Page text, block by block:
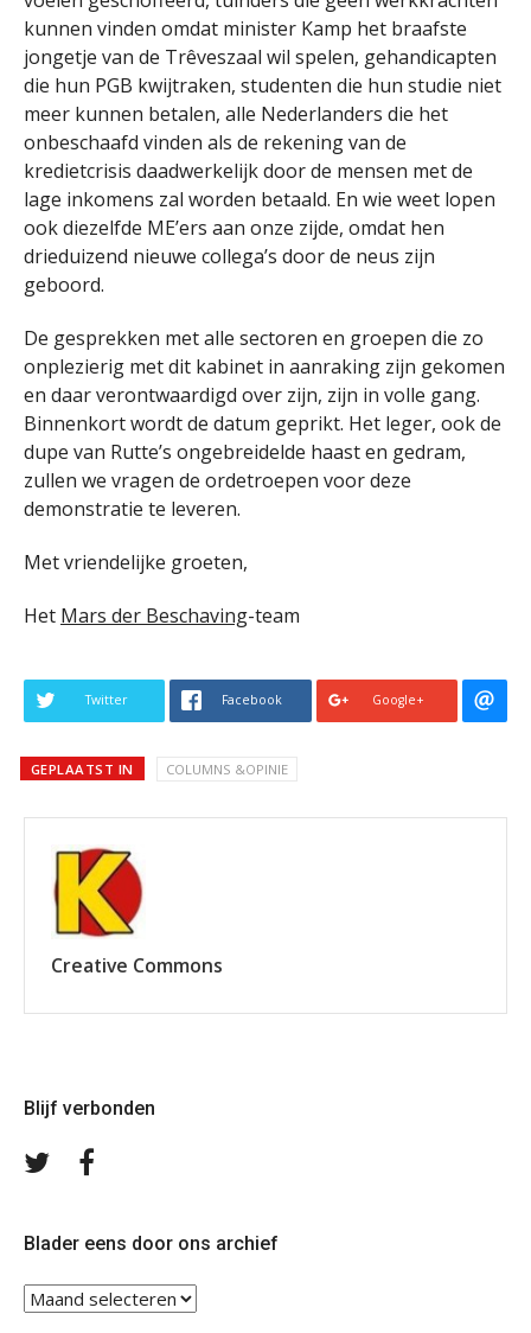
kunnen vinden omdat minister Kamp het braafste
jongetje van de Trêveszaal wil spelen, gehandicapten
die hun PGB kwijtraken, studenten die hun studie niet
meer kunnen betalen, alle Nederlanders die het
onbeschaafd vinden als de rekening van de
kredietcrisis daadwerkelijk door de mensen met de
lage inkomens zal worden betaald. En wie weet lopen
ook diezelfde ME’ers aan onze zijde, omdat hen
drieduizend nieuwe collega’s door de neus zijn
geboord.
De gesprekken met alle sectoren en groepen die zo
onplezierig met dit kabinet in aanraking zijn gekomen
en daar verontwaardigd over zijn, zijn in volle gang.
Binnenkort wordt de datum geprikt. Het leger, ook de
dupe van Rutte’s ongebreidelde haast en gedram,
zullen we vragen de ordetroepen voor deze
demonstratie te leveren.
Met vriendelijke groeten,
Het Mars der Beschaving-team
Twitter Facebook Google+
GEPLAATST IN COLUMNS &OPINIE
Creative Commons
Blijf verbonden
Volg
Blader eens door ons archief
Blader
eens